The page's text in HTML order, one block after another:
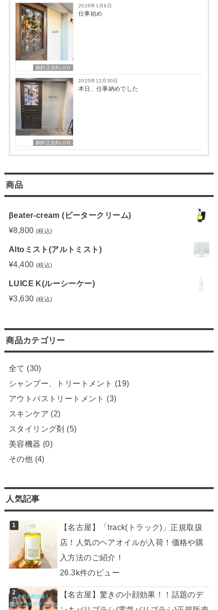
鵜飼正也BLOG
2026年1月6日
仕事始め
鵜飼正也BLOG
2025年12月30日
本日、仕事納めでした
商品
βeater-cream (ビータークリーム)
¥8,800 (税込)
Altoミスト(アルトミスト)
¥4,400 (税込)
LUICE K(ルーシーケー)
¥3,630 (税込)
商品カテゴリー
全て (30)
シャンプー、トリートメント (19)
アウトバストリートメント (3)
スキンケア (2)
スタイリング剤 (5)
美容機器 (0)
その他 (4)
人気記事
【名古屋】「track(トラック)」正規取扱
店！人気のヘアオイルが入荷！価格や購
入方法のご紹介！
26.3k件のビュー
【名古屋】驚きの小顔効果！！話題のデ